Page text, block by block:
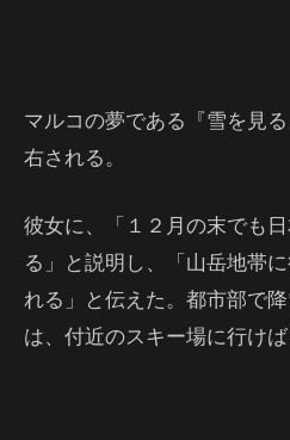
マルコの夢である『雪を見
右される。
彼女に、「１２月の末でも
る」と説明し、「山岳地帯
れる」と伝えた。都市部で
は、付近のスキー場に行けば